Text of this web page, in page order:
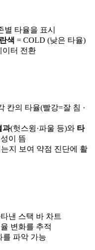
별 타율을 표시
색 = COLD (낮은 타율)
이터 전환
칸의 타율(빨강=잘 침 ·
과(헛스윙·파울 등)와 타
이 뜸
지 보여 약점 진단에 활
낸 스택 바 차트
변화를 추적
를 파악 가능